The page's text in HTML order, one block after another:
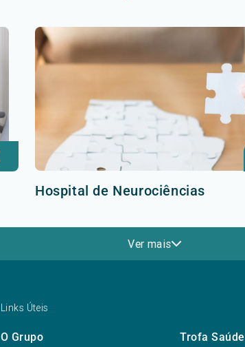
Hospital de Neurociências
Ver mais
Links Úteis
O Grupo Trofa